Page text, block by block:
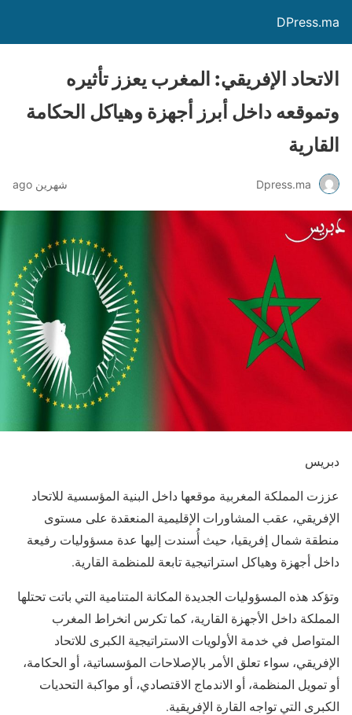
DPress.ma
الاتحاد الإفريقي: المغرب يعزز تأثيره
وتموقعه داخل أبرز أجهزة وهياكل الحكامة
القارية
Dpress.ma شهرين ago
دبريس
عززت المملكة المغربية موقعها داخل البنية المؤسسية للاتحاد
الإفريقي، عقب المشاورات الإقليمية المنعقدة على مستوى
منطقة شمال إفريقيا، حيث أُسندت إليها عدة مسؤوليات رفيعة
داخل أجهزة وهياكل استراتيجية تابعة للمنظمة القارية.
وتؤكد هذه المسؤوليات الجديدة المكانة المتنامية التي باتت تحتلها
المملكة داخل الأجهزة القارية، كما تكرس انخراط المغرب
المتواصل في خدمة الأولويات الاستراتيجية الكبرى للاتحاد
الإفريقي، سواء تعلق الأمر بالإصلاحات المؤسساتية، أو الحكامة،
أو تمويل المنظمة، أو الاندماج الاقتصادي، أو مواكبة التحديات
الكبرى التي تواجه القارة الإفريقية.